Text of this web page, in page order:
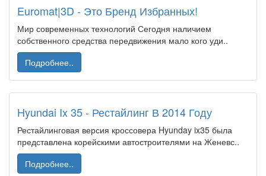
Euromat|3D - Это Бренд Избранных!
Мир современных технологий Сегодня наличием
собственного средства передвижения мало кого уди..
Подробнее..
Hyundai Ix 35 - Рестайлинг В 2014 Году
Рестайлинговая версия кроссовера Hyunday ix35 была
представлена корейскими автостроителями на Женевс..
Подробнее..